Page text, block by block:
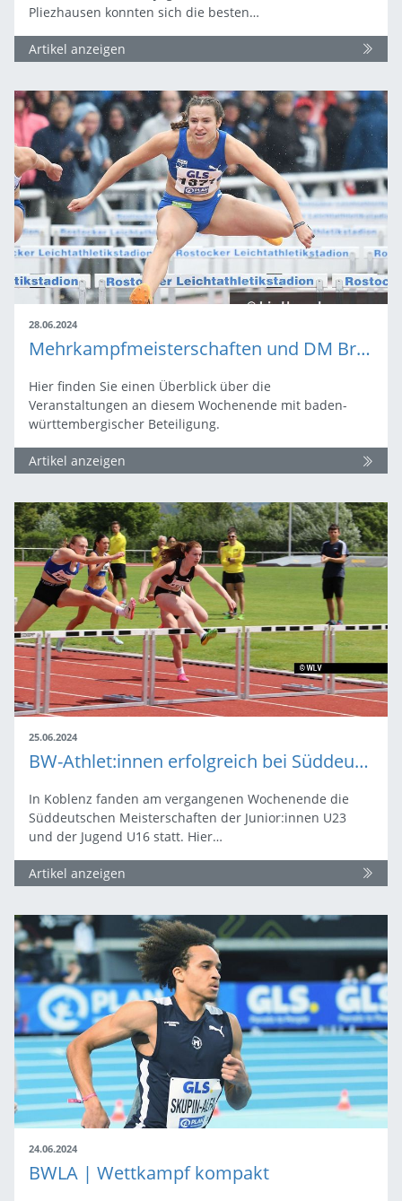
Pliezhausen konnten sich die besten…
Artikel anzeigen
28.06.2024
Mehrkampfmeisterschaften und DM Braunschweig | Wochenend-Ausblick
Hier finden Sie einen Überblick über die
Veranstaltungen an diesem Wochenende mit baden-
württembergischer Beteiligung.
Artikel anzeigen
25.06.2024
BW-Athlet:innen erfolgreich bei Süddeutsche Meisterschaften U23 / U16
In Koblenz fanden am vergangenen Wochenende die
Süddeutschen Meisterschaften der Junior:innen U23
und der Jugend U16 statt. Hier…
Artikel anzeigen
24.06.2024
BWLA | Wettkampf kompakt